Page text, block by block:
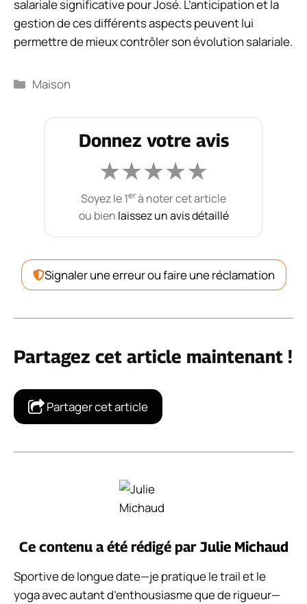
salariale significative pour José. L’anticipation et la
gestion de ces différents aspects peuvent lui
permettre de mieux contrôler son évolution salariale.
Catégories
Maison
Donnez votre avis
★★★★★
Soyez le 1erà noter cet article
ou bien laissez un avis détaillé
Signaler une erreur ou faire une réclamation
Partagez cet article maintenant !
Partager cet article
Ce contenu a été rédigé par Julie Michaud
Sportive de longue date—je pratique le trail et le
yoga avec autant d’enthousiasme que de rigueur—